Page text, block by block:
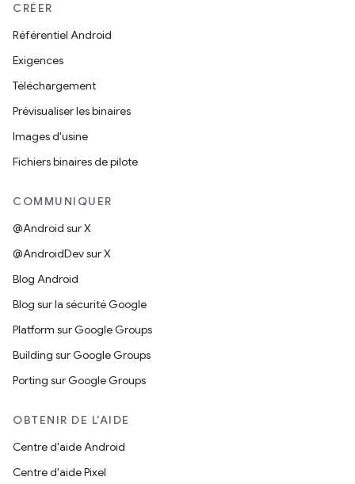
CRÉER
Référentiel Android
Exigences
Téléchargement
Prévisualiser les binaires
Images d'usine
Fichiers binaires de pilote
COMMUNIQUER
@Android sur X
@AndroidDev sur X
Blog Android
Blog sur la sécurité Google
Platform sur Google Groups
Building sur Google Groups
Porting sur Google Groups
OBTENIR DE L'AIDE
Centre d'aide Android
Centre d'aide Pixel